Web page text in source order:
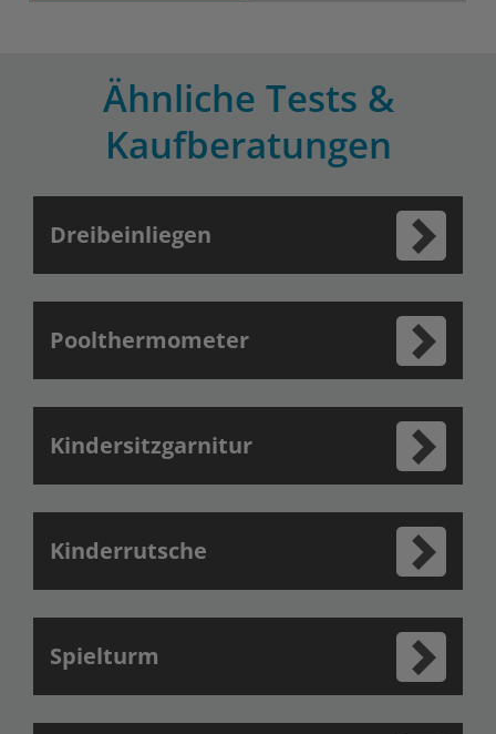
Ähnliche Tests &
Kaufberatungen
Dreibeinliegen
Poolthermometer
Kindersitzgarnitur
Kinderrutsche
Spielturm